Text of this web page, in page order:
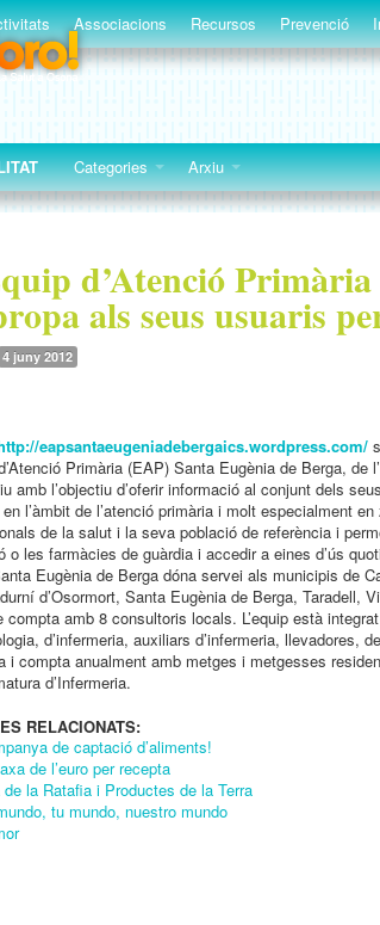
Associacions Recursos Prevenció
Categories Arxiu
d’Atenció
als seus usuaris
4 juny 2012
eapsantaeugeniadebergaics.wordpress.com/
d’Atenció Primària (EAP) Santa Eugènia de Berga,
amb l’objectiu d’oferir informació al conjunt dels
l’àmbit de l’atenció primària i molt especialment
de la salut i la seva població de referència i
o les farmàcies de guàrdia i accedir a eines d’ús
Eugènia de Berga dóna servei als municipis de
d’Osormort, Santa Eugènia de Berga, Taradell,
compta amb 8 consultoris locals. L’equip està
d’infermeria, auxiliars d’infermeria,
i compta anualment amb metges i metgesses
d’Infermeria.
RELACIONATS:
de captació d’aliments!
de l’euro per recepta
de la Ratafia i Productes de la Terra
tu mundo, nuestro mundo